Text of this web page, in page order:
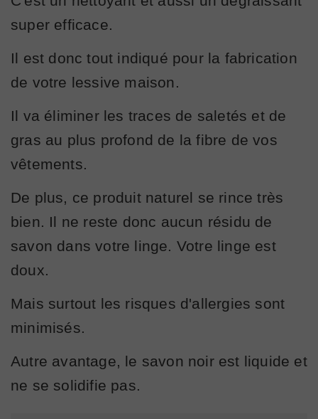
super efficace.
Il est donc tout indiqué pour la fabrication
de votre lessive maison.
Il va éliminer les traces de saletés et de
gras au plus profond de la fibre de vos
vêtements.
De plus, ce produit naturel se rince très
bien. Il ne reste donc aucun résidu de
savon dans votre linge. Votre linge est
doux.
Mais surtout les risques d'allergies sont
minimisés.
Autre avantage, le savon noir est liquide et
ne se solidifie pas.